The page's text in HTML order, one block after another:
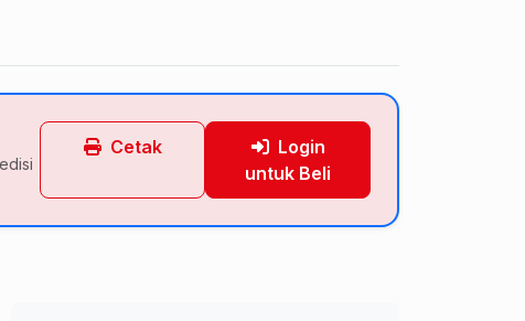
Cetak
Login
untuk Beli